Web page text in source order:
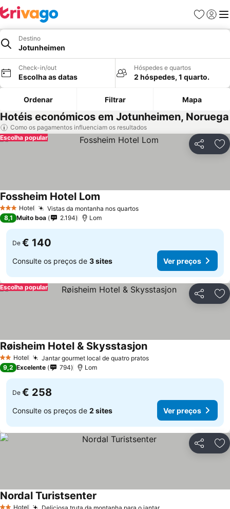
Favoritos
Iniciar
Destino
Jotunheimen
Check-in/out
Escolha as datas
Hóspedes e quartos
2 hóspedes, 1 quarto.
Ordenar Filtrar Mapa
Hotéis económicos em Jotunheimen, Noruega
Como os pagamentos influenciam os resultados
Partilhar
Escolha popular
3 EstrelasHotel Vistas da montanha nos quartos
Fossheim Hotel Lom
8,1 Muito boa 2.194 Lom
De € 140
Consulte os preços de 3 sites Ver preços
Partilhar
Escolha popular
2 Estrelas
Hotel Jantar gourmet local de quatro pratos
Røisheim Hotel & Skysstasjon
9,2 Excelente 794 Lom
De € 258
Consulte os preços de 2 sites Ver preços
Partilhar
Hotel Deliciosa truta da montanha para o jantar
Nordal Turistsenter